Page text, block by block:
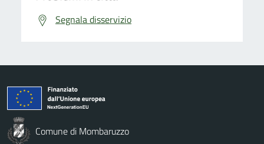
Segnala disservizio
Comune di Mombaruzzo